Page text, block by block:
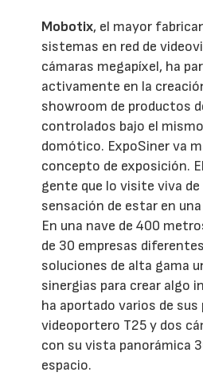
Mobotix, el mayor
sistemas en red de
cámaras megapíxel, ha
activamente en la
showroom de productos
controlados bajo el
domótico. ExpoSiner va
concepto de exposición.
gente que lo visite viva
sensación de estar en
En una nave de 400
de 30 empresas
soluciones de alta gama
sinergias para crear algo
ha aportado varios de
videoportero T25 y dos
con su vista panorámica
espacio.